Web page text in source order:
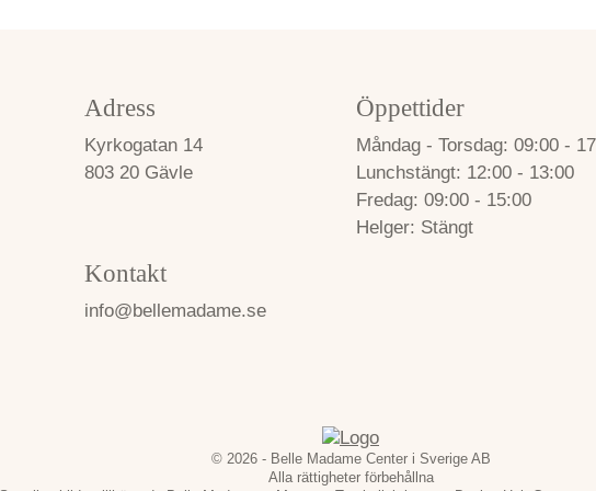
Adress
Kyrkogatan 14
803 20 Gävle
Öppettider
Måndag - Torsdag 09:00 -
Lunchstängt
12:00 - 13:00
Fredag 09:00 - 15:00
Helger
Stängt
Kontakt
info@bellemadame.se
© 2026 - Belle Madame Center i Sverige AB
Alla rättigheter förbehållna